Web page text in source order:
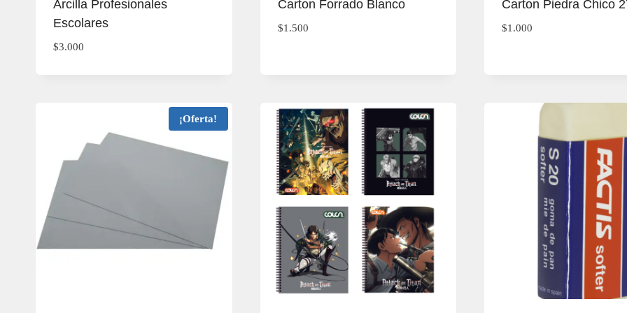
Arcilla Profesionales
Escolares
$3.000
Carton Forrado Blanco
$1.500
Carton Piedra Chico
$1.000
¡Oferta!